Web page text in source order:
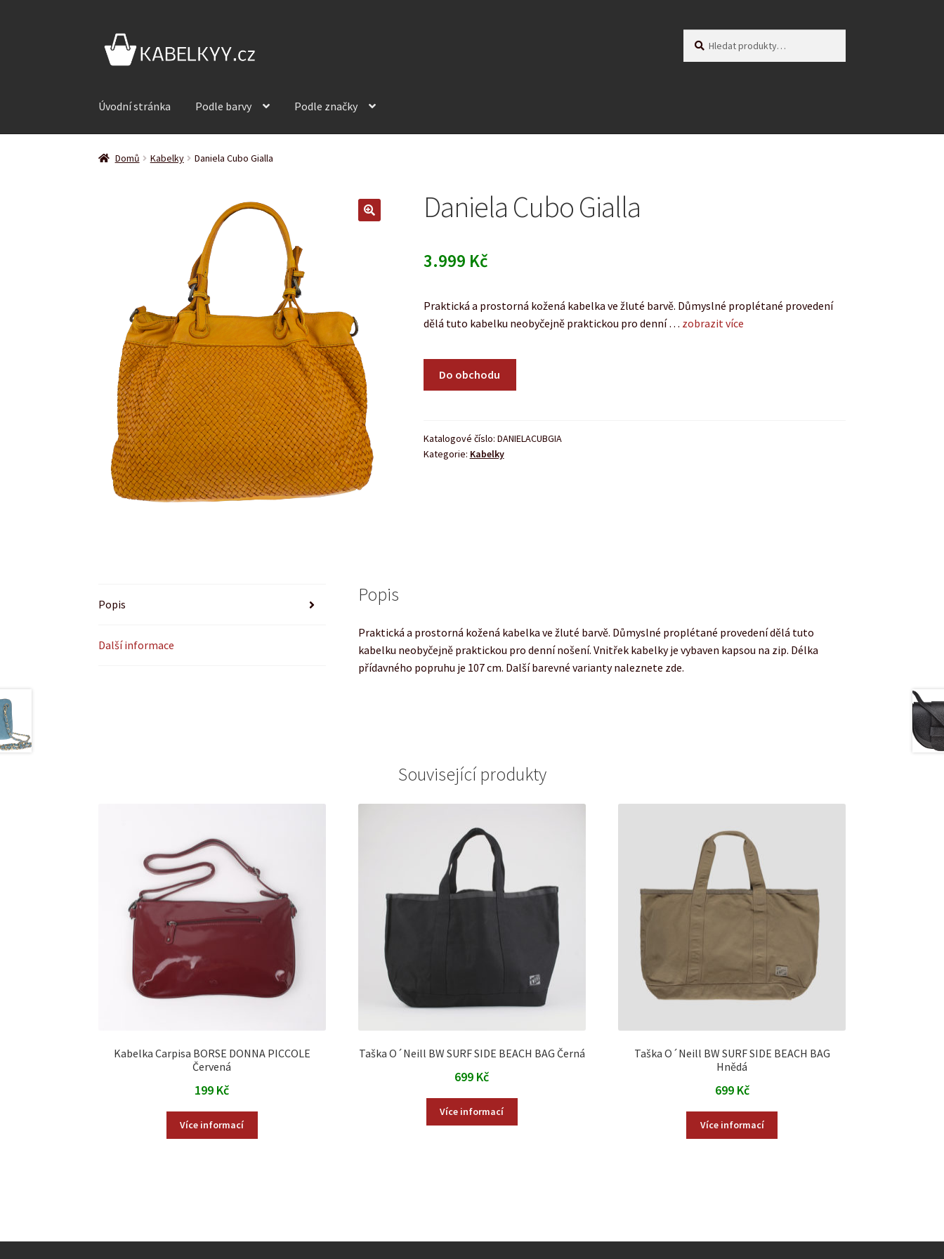
Přeskočit
na
Přejít
Úvodní stránka Podle barvy Podle značky
Domů Kabelky Daniela Cubo Gialla
Daniela Cubo Gialla
3.999 Kč
Praktická a prostorná kožená kabelka ve žluté barvě. Důmyslné proplétané provedení
dělá tuto kabelku neobyčejně praktickou pro denní … zobrazit více
Do obchodu
Katalogové číslo: DANIELACUBGIA
Kategorie: Kabelky
Popis
Další informace
Popis
Praktická a prostorná kožená kabelka ve žluté barvě. Důmyslné proplétané provedení dělá tuto
kabelku neobyčejně praktickou pro denní nošení. Vnitřek kabelky je vybaven kapsou na zip. Délka
přídavného popruhu je 107 cm. Další barevné varianty naleznete zde.
Související produkty
Kabelka Carpisa BORSE DONNA PICCOLE
Červená
199 Kč
Více informací
Taška O´Neill BW SURF SIDE BEACH BAG Černá
699 Kč
Více informací
Taška O´Neill BW SURF SIDE BEACH BAG
Hnědá
699 Kč
Více informací